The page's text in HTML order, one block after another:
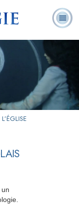
Foire aux
questions
un